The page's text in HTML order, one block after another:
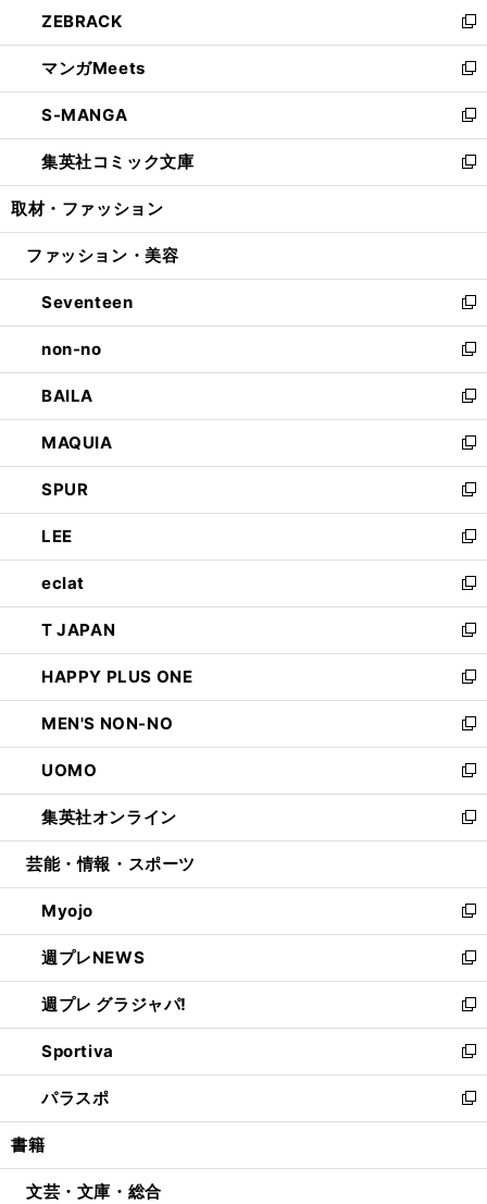
く
で
開
く
ド
ウ
で
開
く
ィ
ン
ド
ウ
で
開
く
い
ウ
ィ
ン
ド
ウ
で
開
ZEBRACK
新
し
い
ウ
ィ
ン
ド
ウ
開
マンガMeets
新
し
い
ウ
ィ
ン
ウ
開
く
S-MANGA
新
し
い
ウ
ン
ウ
で
開
く
集英社コミック文庫
新
し
ウ
ン
ド
ウ
で
開
く
取材・ファッション
ファッション・美容
Seventeen
新
し
い
ウ
ィ
ン
ド
ウ
で
開
く
non-no
新
し
い
ウ
ィ
ン
ド
ウ
で
開
く
BAILA
新
し
い
ウ
ィ
ン
ド
ウ
で
開
く
MAQUIA
新
し
い
ウ
ィ
ン
ド
ウ
で
開
く
SPUR
新
し
い
ウ
ィ
ン
ド
ウ
で
開
く
LEE
新
し
い
ウ
ィ
ン
ド
ウ
で
開
く
eclat
新
し
い
ウ
ィ
ン
ド
ウ
で
開
く
T JAPAN
新
し
い
ウ
ィ
ン
ド
ウ
で
開
HAPPY PLUS ONE
新
し
い
ウ
ィ
ン
ド
ウ
開
く
MEN'S NON-NO
新
し
い
ウ
ィ
ン
ウ
で
開
く
UOMO
新
し
い
ウ
ン
ド
ウ
で
開
く
集英社オンライン
新
し
ウ
ィ
ン
ド
ウ
で
開
く
芸能・情報・スポーツ
Myojo
新
し
い
ウ
ィ
ン
ド
ウ
で
開
週プレNEWS
新
し
い
ウ
ィ
ン
ド
ウ
開
週プレ グラジャパ!
新
し
い
ウ
ィ
ン
ウ
Sportiva
新
し
い
ウ
ン
パラスポ
新
し
ウ
書籍
文芸・文庫・総合